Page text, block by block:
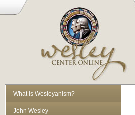
What is Wesleyanism?
John Wesley